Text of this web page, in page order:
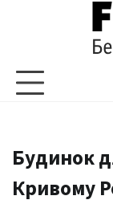
Будинок
Кривому